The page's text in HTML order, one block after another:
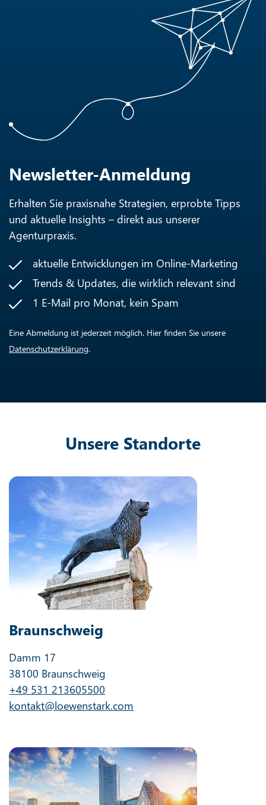
Newsletter-Anmeldung
Erhalten Sie praxisnahe Strategien, erprobte Tipps
und aktuelle Insights – direkt aus unserer
Agenturpraxis.
aktuelle Entwicklungen im Online-Marketing
Trends & Updates, die wirklich relevant sind
1 E-Mail pro Monat, kein Spam
Eine Abmeldung ist jederzeit möglich. Hier finden Sie unsere
Datenschutzerklärung.
Unsere Standorte
Braunschweig
Damm 17
38100 Braunschweig
+49 531 213605500
kontakt@loewenstark.com